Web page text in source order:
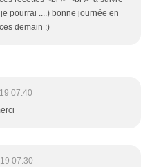
pourrai ....) bonne journée en
demain :)
07:40
07:30